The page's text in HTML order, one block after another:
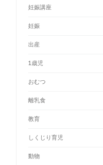
妊娠講座
妊娠
出産
1歳児
おむつ
離乳食
教育
しくじり育児
動物